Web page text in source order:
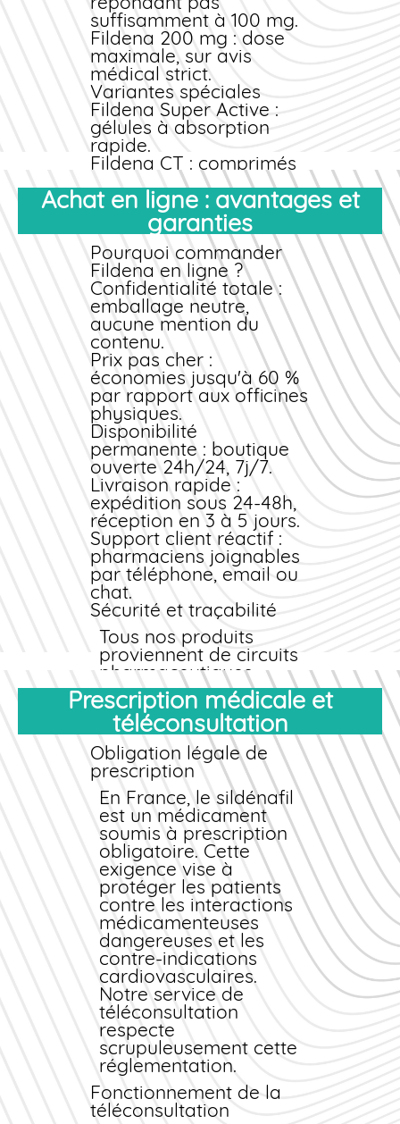
codes promo exclusifs et
de remises quantitatives.
Abonnez-vous à notre
newsletter pour recevoir
les meilleures offres et
acheterFildena au
meilleur prixtoute l'année.
suffisamment à 100 mg.
Fildena 200 mg : dose
maximale, sur avis
médical strict.
Variantes spéciales
Fildena Super Active :
gélules à absorption
rapide.
Fildena CT : comprimés
à croquer, goût fruité,
action rapide.
Fildena XXX: comprimés
sublinguaux à
dissolution instantanée.
Fildena Professional:
formulation sublinguale
pour effet accéléré.
Choix du dosage adapté
Il est conseillé de
débuter par 50 mg,
puis d'ajuster selon la
réponse clinique et la
tolérance. Votre
médecin ou notre
pharmacien peut vous
orienter vers le
dosage optimal en
fonction de votre âge,
de vos pathologies
associées et de vos
traitements en cours.
Achat en ligne : avantages et
garanties
Pourquoi commander
Fildena en ligne ?
Confidentialité totale :
emballage neutre,
aucune mention du
contenu.
Prix pas cher :
économies jusqu'à 60 %
par rapport aux officines
physiques.
Disponibilité
permanente : boutique
ouverte 24h/24, 7j/7.
Livraison rapide :
expédition sous 24-48h,
réception en 3 à 5 jours.
Support client réactif :
pharmaciens joignables
par téléphone, email ou
chat.
Sécurité et traçabilité
Tous nos produits
proviennent de circuits
pharmaceutiques
officiels. Chaque boîte
dispose d'un numéro
de lot vérifiable et
d'une date de
péremption claire.
Nous garantissons
l'authenticité du
Fildena que vous
achetez, avec
remboursement
intégral en cas de
produit non conforme.
Modes de paiement
sécurisés
Carte bancaire
(cryptage SSL 256
bits), PayPal, virement
bancaire, et paiement
en cryptomonnaies
acceptés. Aucune
donnée sensible n'est
stockée sur nos
serveurs.
Prescription médicale et
téléconsultation
Obligation légale de
prescription
En France, le sildénafil
est un médicament
soumis à prescription
obligatoire. Cette
exigence vise à
protéger les patients
contre les interactions
médicamenteuses
dangereuses et les
contre-indications
cardiovasculaires.
Notre service de
téléconsultation
respecte
scrupuleusement cette
réglementation.
Fonctionnement de la
téléconsultation